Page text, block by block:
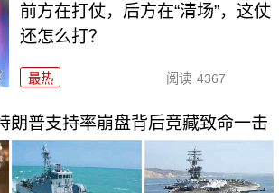
前方在打仗，后方在“清场”，这仗
还怎么打？
最热 阅读 4367
朗普支持率崩盘背后竟藏致命一击